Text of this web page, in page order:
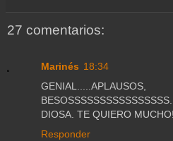
27 comentarios:
Marinés 18:34
DIOSA. TE QUIERO
Responder